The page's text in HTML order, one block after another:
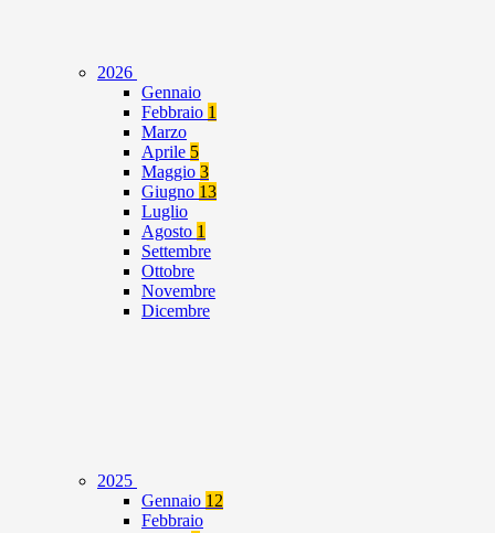
2026
Gennaio
Febbraio 1
Marzo
Aprile 5
Maggio 3
Giugno 13
Luglio
Agosto 1
Settembre
Ottobre
Novembre
Dicembre
2025
Gennaio 12
Febbraio